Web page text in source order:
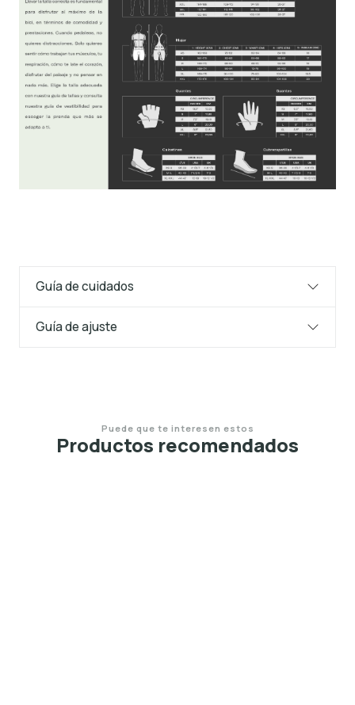
Guía de cuidados
Guía de ajuste
Puede que te interesen estos
Productos recomendados